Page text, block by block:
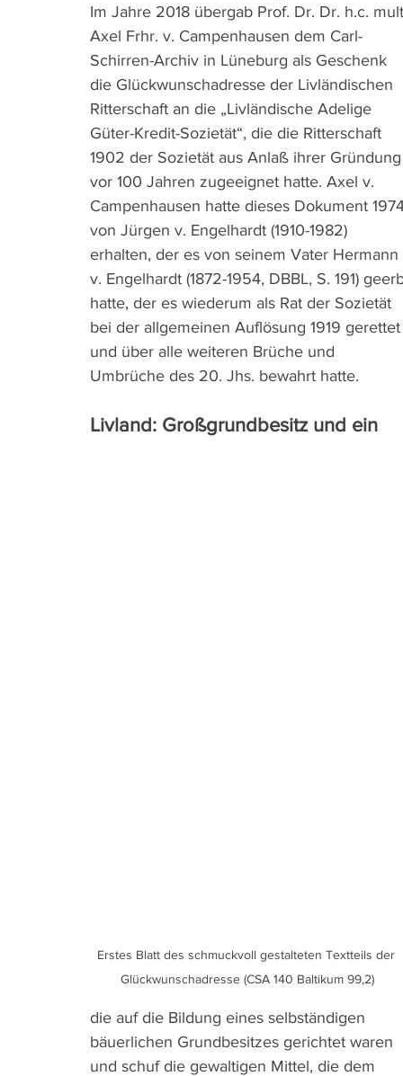
Im Jahre 2018 übergab Prof. Dr. Dr. h.c.
Axel Frhr. v. Campenhausen dem Carl-
Schirren-Archiv in Lüneburg als Geschenk
die Glückwunschadresse der Livländischen
Ritterschaft an die „Livländische Adelige
Güter-Kredit-Sozietät“, die die Ritterschaft
1902 der Sozietät aus Anlaß ihrer
vor 100 Jahren zugeeignet hatte. Axel v.
Campenhausen hatte dieses Dokument
von Jürgen v. Engelhardt (1910-1982)
erhalten, der es von seinem Vater Hermann
v. Engelhardt (1872-1954, DBBL, S. 191)
hatte, der es wiederum als Rat der Sozietät
bei der allgemeinen Auflösung 1919
und über alle weiteren Brüche und
Umbrüche des 20. Jhs. bewahrt hatte.
Erstes Blatt des schmuckvoll gestalteten Textteils der
Glückwunschadresse (CSA 140 Baltikum 99,2)
Livland: Großgrundbesitz und ein
die auf die Bildung eines selbständigen
bäuerlichen Grundbesitzes gerichtet waren
und schuf die gewaltigen Mittel, die dem